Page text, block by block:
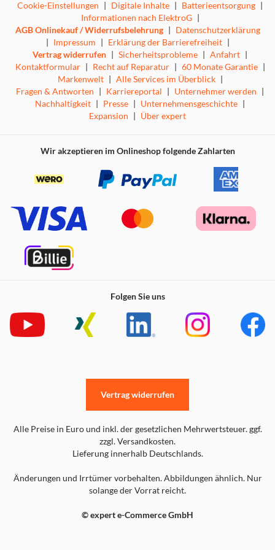
Cookie-Einstellungen | Digitale Inhalte | Batterieentsorgung |
Informationen nach ElektroG |
AGB Onlinekauf / Widerrufsbelehrung | Datenschutzerklärung
| Impressum | Erklärung der Barrierefreiheit |
Vertrag widerrufen | Sicherheitsprobleme | Anfahrt |
Kontaktformular | Recht auf Reparatur | 60 Monate Garantie |
Markenwelt | Alle Services im Überblick |
Fragen & Antworten | Karriereportal | Unternehmer werden |
Nachhaltigkeit | Presse | Unternehmensgeschichte |
Expansion | Über expert
Wir akzeptieren im Onlineshop folgende Zahlarten
Folgen Sie uns
Alle Preise in Euro und inkl. der gesetzlichen Mehrwertsteuer. ggf.
zzgl. Versandkosten.
Lieferung innerhalb Deutschlands.
Änderungen und Irrtümer vorbehalten. Abbildungen ähnlich. Nur
solange der Vorrat reicht.
© expert e-Commerce GmbH
Vertrag widerrufen